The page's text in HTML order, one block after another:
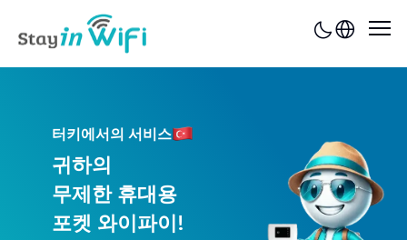
터키에서의 서비스
귀하의
무제한 휴대용
포켓 와이파이!